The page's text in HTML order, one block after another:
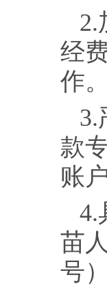
2.
经
作
3.
款
账
4.
苗
号